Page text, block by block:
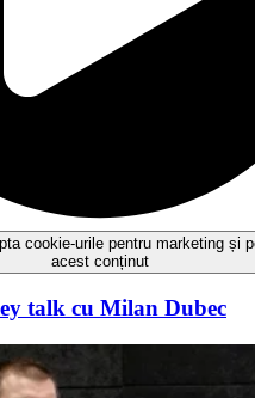
cookie-urile pentru marketing și
acest conținut
talk cu Milan Dubec